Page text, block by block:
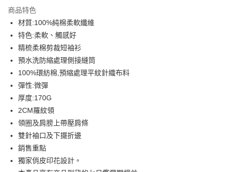
合作金庫商業銀行
華南商業銀行
上海商業儲蓄銀行
國泰世華商業銀行
臺灣中小企業銀行
匯豐（台灣）商業銀行
華泰商業銀行
聯邦商業銀行
遠東國際商業銀行
元大商業銀行
玉山商業銀行
台新國際商業銀行
台灣樂天信用卡公司
6 期 0 利率 每期
華南商業銀行
上海商業儲蓄銀行
國泰世華商業銀行
臺灣中小企業銀行
台中商業銀行
匯豐（台灣）商業銀行
聯邦商業銀行
元大商業銀行
玉山商業銀行
台新國際商業銀行
台灣樂天信用卡公司
12 期 0 利率 每期NT$23
合作金庫商業銀行
上海商業儲蓄銀行
國泰世華商業銀行
兆豐國際商業銀行
臺灣中小企業銀行
匯豐（台灣）商業銀行
聯邦商業銀行
元大商業銀行
玉山商業銀行
台新國際商業銀行
台灣樂天信用卡公司
超商取貨付款
LINE Pay
Apple Pay
街口支付
悠遊付
Google Pay
全盈+PAY
商品特色
材質:100%純棉柔軟纖維
特色:柔軟、觸感好
精梳柔棉剪裁短袖衫
預水洗防縮處理側接縫筒
100%環紡棉,預縮處理平紋針織布料
彈性:微彈
厚度:170G
2CM羅紋領
領圈及肩膀上帶壓肩條
雙針袖口及下擺折邊
銷售重點
獨家俏皮印花設計。